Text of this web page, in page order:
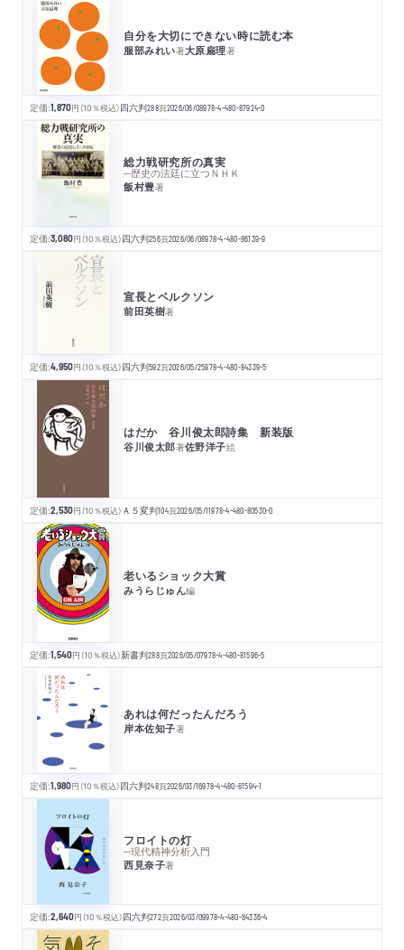
自分を大切にできない時に読む本
服部みれい著大原扁理著
定価:1,870円 （10％税込）四六判288頁2026/06/08978-4-480-87924-0
総力戦研究所の真実
─歴史の法廷に立つＮＨＫ
飯村豊著
定価:3,080円 （10％税込）四六判256頁2026/06/08978-4-480-86139-9
宣長とベルクソン
前田英樹著
定価:4,950円 （10％税込）四六判592頁2026/05/25978-4-480-84339-5
はだか 谷川俊太郎詩集 新装版
谷川俊太郎著佐野洋子絵
定価:2,530円 （10％税込） Ａ５変判104頁2026/05/11978-4-480-80530-0
老いるショック大賞
みうらじゅん編
定価:1,540円 （10％税込）新書判288頁2026/05/07978-4-480-81596-5
あれは何だったんだろう
岸本佐知子著
定価:1,980円 （10％税込）四六判248頁2026/03/16978-4-480-81594-1
フロイトの灯
─現代精神分析入門
西見奈子著
定価:2,640円 （10％税込）四六判272頁2026/03/09978-4-480-84336-4